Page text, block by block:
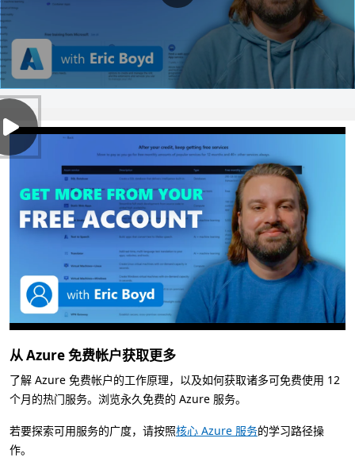
从 Azure 免费帐户获取更多
了解 Azure 免费帐户的工作原理，以及如何获取诸多可免费使用 12
个月的热门服务。浏览永久免费的 Azure 服务。
若要探索可用服务的广度，请按照核心 Azure 服务的学习路径操
作。